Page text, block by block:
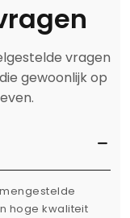
vragen
gewoonlijk op
hoge kwaliteit